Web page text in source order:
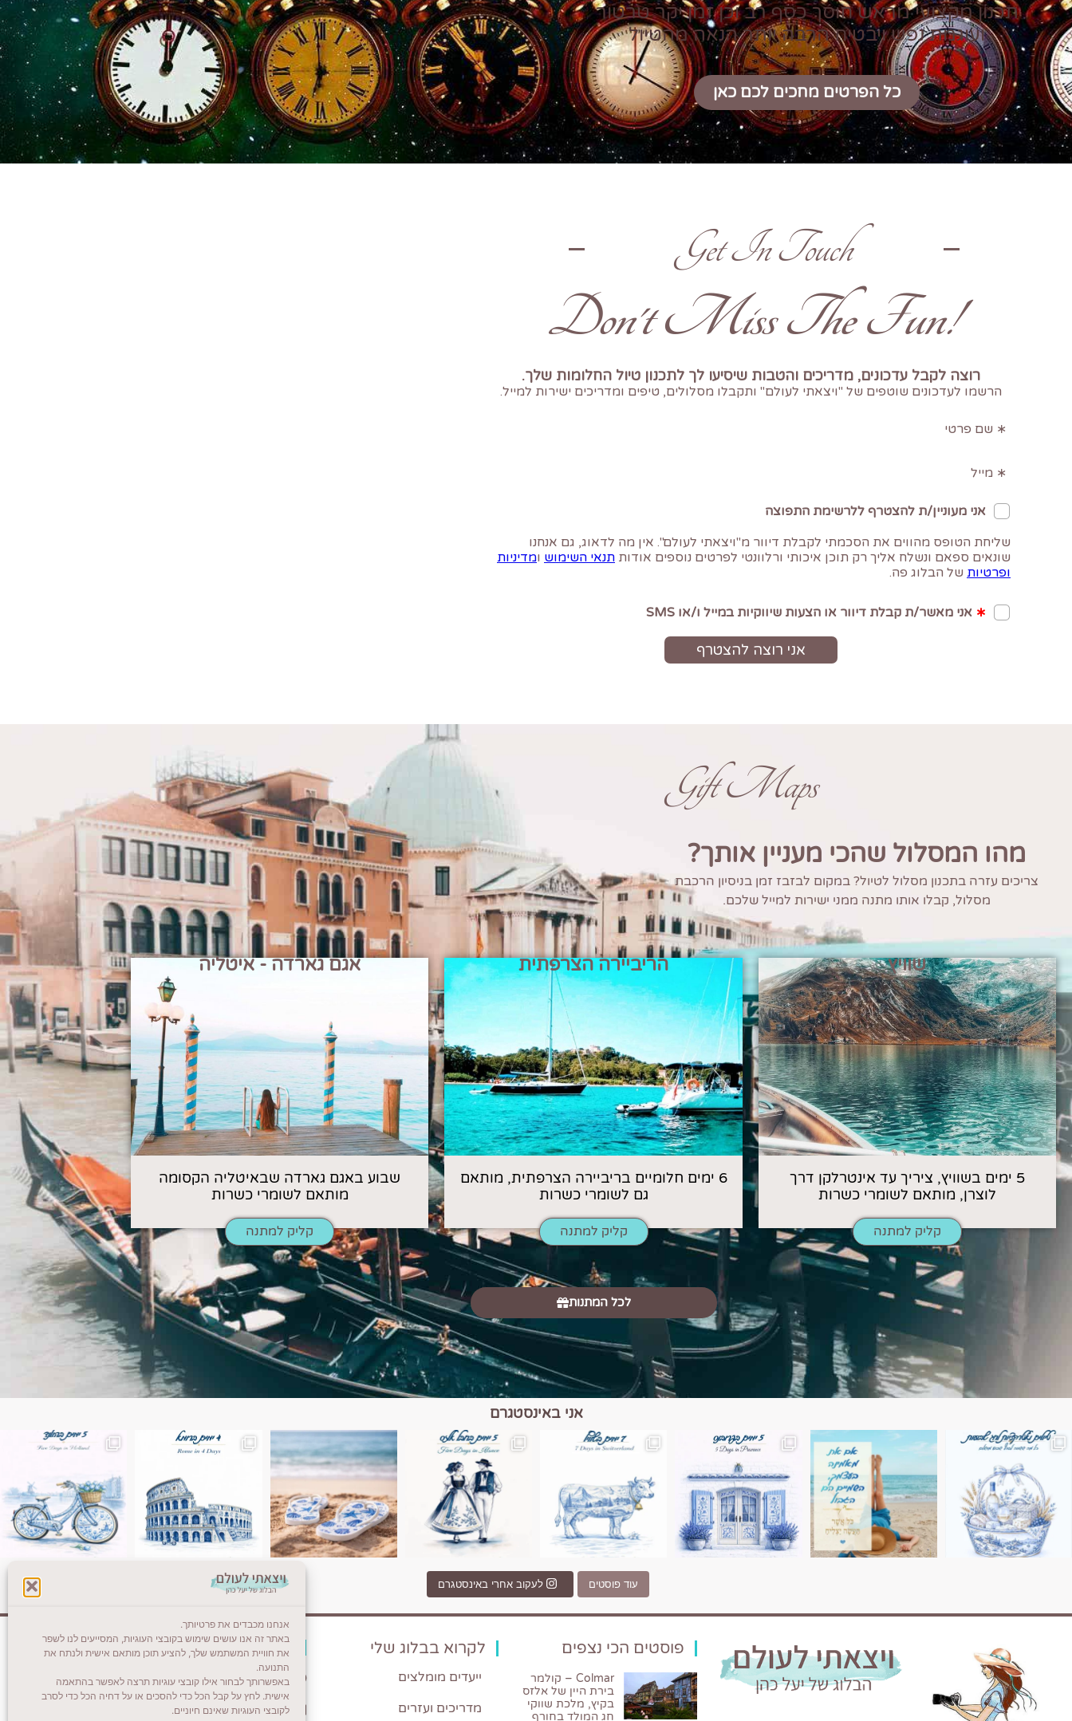
אנחנו מכבדים את פרטיותך.
באתר זה אנו עושים שימוש בקובצי העוגיות, המסייעים לנו לשפר
את חוויית המשתמש שלך, להציע תוכן מותאם אישית ולנתח את
התנועה.
באפשרותך לבחור אילו קובצי עוגיות תרצה לאפשר בהתאמה
אישית. לחץ על קבל הכל כדי להסכים או על דחיה הכל כדי לסרב
לקובצי העוגיות שאינם חיוניים.
תכנון מקצועי מראש חוסך כסף רב וכן זמן יקר טרטור
ועוגמת נפש ויבטיח הרבה יותר הנאה מהטיול
כל הפרטים מחכים לכם כאן
Get In Touch
!Don't Miss The Fun
Gift Maps
מהו המסלול שהכי מעניין אותך?
צריכים עזרה בתכנון מסלול לטיול? במקום לבזבז זמן בניסיון הרכבת
מסלול, קבלו אותו מתנה ממני ישירות למייל שלכם.
שוויץ
5 ימים בשוויץ, ציריך עד אינטרלקן דרך
לוצרן, מותאם לשומרי כשרות
קליק למתנה
הריביירה הצרפתית
6 ימים חלומיים בריביירה הצרפתית, מותאם
גם לשומרי כשרות
קליק למתנה
אגם גארדה - איטליה
שבוע באגם גארדה שבאיטליה הקסומה
מותאם לשומרי כשרות
קליק למתנה
לכל המתנות
אני באינסטגרם
השמים הם הגבול 💙🩵 טיול בין כפרים, יין ונופים בחבל אלזס צרפת
יש רגע כזה בחופשה שבו הכל נהיה פשוט יותר. החול, הי
יש ערים בעולם שמרגישות כמו מסע בזמן. רומא היא אחתInstagram post 18087423191462101
עוד פוסטים לעקוב אחרי באינסטגרם
פוסטים הכי נצפים
Colmar – קולמר
בירת היין של אלזס
בקיץ, מלכת שווקי
חג המולד בחורף
לקרוא בבלוג שלי
ייעדים מומלצים
מדריכים ועזרים
צרו קשר (לא בשבת)
לשליחת הודעת וואטסאפ
veyatsati.laolam@gmail.com